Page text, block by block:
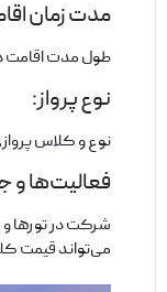
مدت زمان
طول مدت اقامت
نوع پرواز:
نوع و کلاس
فعالیت‌ها و
شرکت در تورها
می‌تواند قیمت